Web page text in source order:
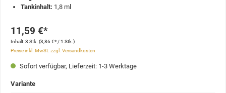
Tankinhalt: 1,8 ml
11,59 €*
Inhalt:3 Stk. (3,86 €* / 1 Stk.)
Preise inkl. MwSt. zzgl. Versandkosten
Sofort verfügbar, Lieferzeit: 1-3 Werktage
Variante